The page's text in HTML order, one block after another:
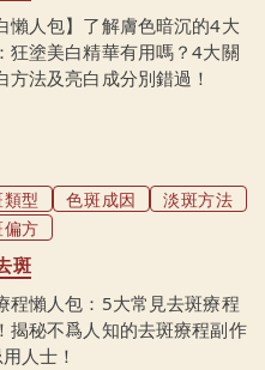
懶人包】了解膚色暗沉的4大
狂塗美白精華有用嗎？4大關
方法及亮白成分別錯過！
型 色斑成因
淡斑方法
方
斑
程懶人包：5大常見去斑療程
揭秘不爲人知的去斑療程副作
人士！